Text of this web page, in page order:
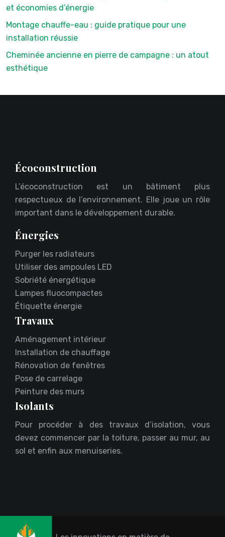
et économies d’énergie
Montage chauffe-eau : guide pratique pour une
installation réussie
Cheminée ancienne en pierre de campagne : un atout
esthétique
Écoconstruction
L’écoconstruction est un bâtiment plus
respectueux de l’environnement. Elle joue un rôle
important dans le développement durable.
Énergies
Purger les radiateurs
Utiliser des ampoules LED
Sobriété énergétique
Lampes fluocompactes
Étiquette énergie
Travaux
Aménagement intérieur
Installation de chauffage
Rénovation de fenêtres
Pose de carrelage
Peinture des murs
Isolants
Pour procéder à des travaux d’isolation, vous
devez commencer par la toiture, passer au mur, au
sol et enfin aux menuiseries.